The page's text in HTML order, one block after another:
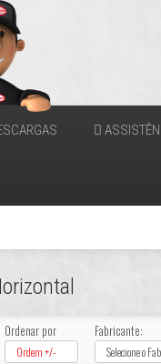
Ordenar por
Ordem +/-
Fabricante:
Selecione o